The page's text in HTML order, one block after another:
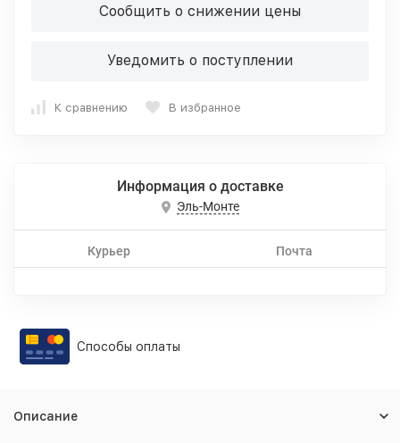
Сообщить о снижении цены
Уведомить о поступлении
К сравнению В избранное
Информация о доставке
Эль-Монте
Курьер Почта
Способы оплаты
Описание